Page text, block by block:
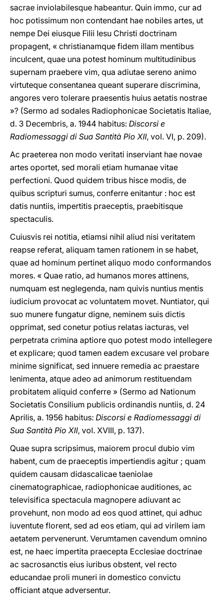
sacrae inviolabilesque habeantur. Quin immo, cur ad
hoc potissimum non contendant hae nobiles artes, ut
nempe Dei eiusque Filii Iesu Christi doctrinam
propagent, « christianamque fidem illam mentibus
inculcent, quae una potest hominum multitudinibus
supernam praebere vim, qua adiutae sereno animo
virtuteque consentanea queant superare discrimina,
angores vero tolerare praesentis huius aetatis nostrae
»? (Sermo ad sodales Radiophonicae Societatis Italiae,
d. 3 Decembris, a. 1944 habitus: Discorsi e
Radiomessaggi di Sua Santità Pio XII, vol. VI, p. 209).
Ac praeterea non modo veritati inserviant hae novae
artes oportet, sed morali etiam humanae vitae
perfectioni. Quod quidem tribus hisce modis, de
quibus scripturi sumus, conferre enitantur : hoc est
datis nuntiis, impertitis praeceptis, praebitisque
spectaculis.
Cuiusvis rei notitia, etiamsi nihil aliud nisi veritatem
reapse referat, aliquam tamen rationem in se habet,
quae ad hominum pertinet aliquo modo conformandos
mores. « Quae ratio, ad humanos mores attinens,
numquam est neglegenda, nam quivis nuntius mentis
iudicium provocat ac voluntatem movet. Nuntiator, qui
suo munere fungatur digne, neminem suis dictis
opprimat, sed conetur potius relatas iacturas, vel
perpetrata crimina aptiore quo potest modo intellegere
et explicare; quod tamen eadem excusare vel probare
minime significat, sed innuere remedia ac praestare
lenimenta, atque adeo ad animorum restituendam
probitatem aliquid conferre » (Sermo ad Nationum
Societatis Consilium publicis ordinandis nuntiis, d. 24
Aprilis, a. 1956 habitus: Discorsi e Radiomessaggi di
Sua Santità Pio XII, vol. XVIII, p. 137).
Quae supra scripsimus, maiorem procul dubio vim
habent, cum de praeceptis impertiendis agitur ; quam
quidem causam didascalicae taeniolae
cinematographicae, radiophonicae auditiones, ac
televisifica spectacula magnopere adiuvant ac
provehunt, non modo ad eos quod attinet, qui adhuc
iuventute florent, sed ad eos etiam, qui ad virilem iam
aetatem pervenerunt. Verumtamen cavendum omnino
est, ne haec impertita praecepta Ecclesiae doctrinae
ac sacrosanctis eius iuribus obstent, vel recto
educandae proli muneri in domestico convictu
officiant atque adversentur.